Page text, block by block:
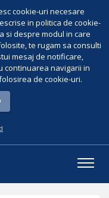
cookie-uri necesare
in politica de cookie-
si despre modul in care
te rugam sa consulti
mesaj de notificare,
continuarea navigarii in
de cookie-uri.